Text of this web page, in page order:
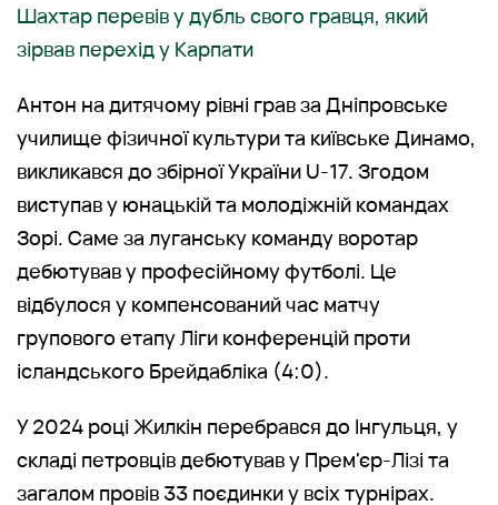
Шахтар перевів у дубль свого гравця, який
зірвав перехід у Карпати
Антон на дитячому рівні грав за Дніпровське
училище фізичної культури та київське Динамо,
викликався до збірної України U-17. Згодом
виступав у юнацькій та молодіжній командах
Зорі. Саме за луганську команду воротар
дебютував у професійному футболі. Це
відбулося у компенсований час матчу
групового етапу Ліги конференцій проти
ісландського Брейдабліка (4:0).
У 2024 році Жилкін перебрався до Інгульця, у
складі петровців дебютував у Прем'єр-Лізі та
загалом провів 33 поєдинки у всіх турнірах.